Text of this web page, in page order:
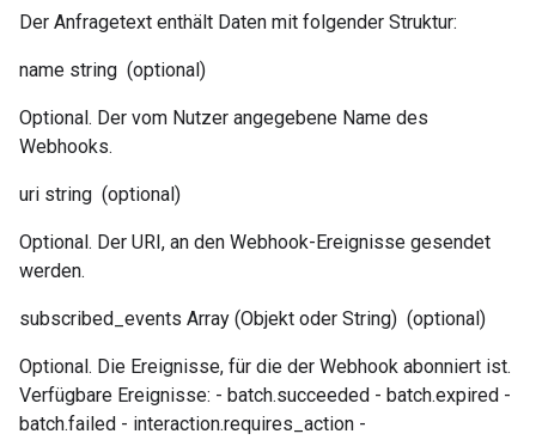
Der Anfragetext enthält Daten mit folgender Struktur:
name string (optional)
Optional. Der vom Nutzer angegebene Name des
Webhooks.
uri string (optional)
Optional. Der URI, an den Webhook-Ereignisse gesendet
werden.
subscribed_events Array (Objekt oder String) (optional)
Optional. Die Ereignisse, für die der Webhook abonniert ist.
Verfügbare Ereignisse: - batch.succeeded - batch.expired -
batch.failed - interaction.requires_action -